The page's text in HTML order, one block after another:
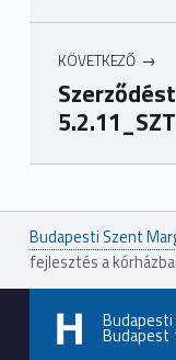
KÖVETKEZŐ
Ugrás a főmenühöz
Budapesti Szent
fejlesztés a
Budapesti
Budapest